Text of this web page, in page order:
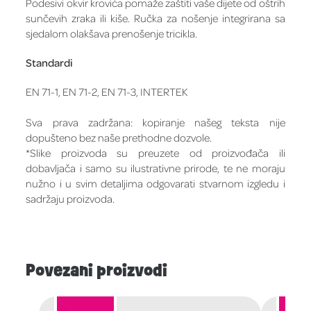
Podesivi okvir krovića pomaže zaštiti vaše dijete od oštrih
sunčevih zraka ili kiše. Ručka za nošenje integrirana sa
sjedalom olakšava prenošenje tricikla.
Standardi
EN 71-1, EN 71-2, EN 71-3, INTERTEK
Sva prava zadržana: kopiranje našeg teksta nije
dopušteno bez naše prethodne dozvole.
*Slike proizvoda su preuzete od proizvođača ili
dobavljača i samo su ilustrativne prirode, te ne moraju
nužno i u svim detaljima odgovarati stvarnom izgledu i
sadržaju proizvoda.
Povezani proizvodi